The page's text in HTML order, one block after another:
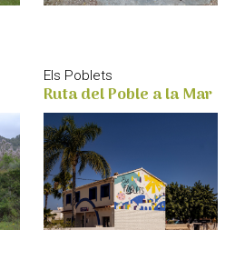
Els Poblets
Ruta del Poble a la Mar